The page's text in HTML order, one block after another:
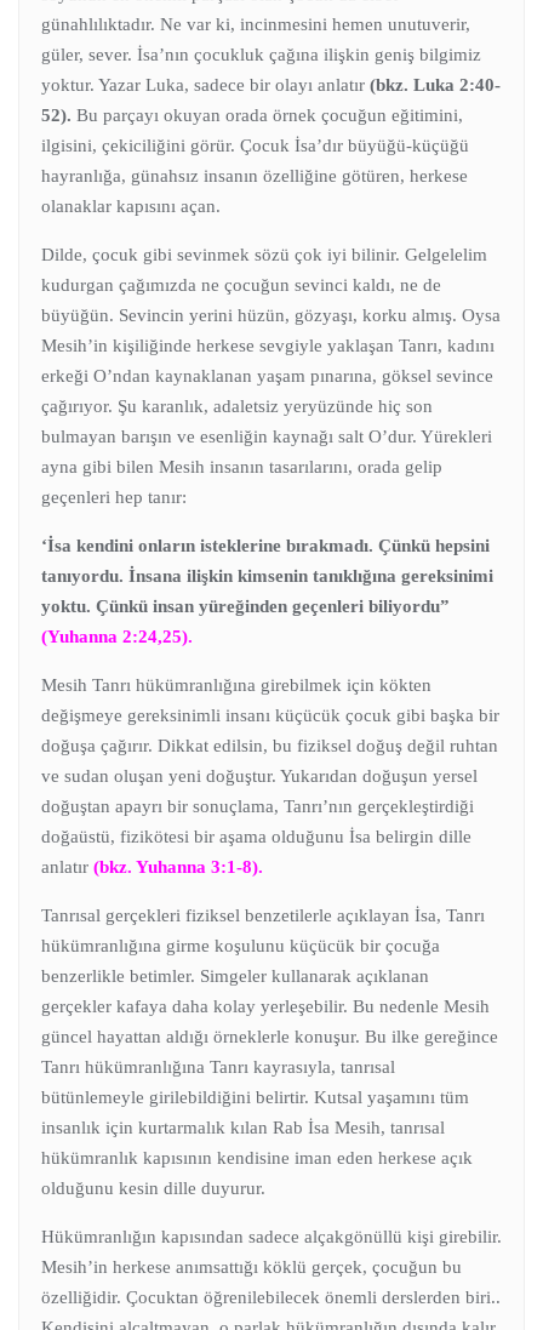
günahlılıktadır. Ne var ki, incinmesini hemen unutuverir,
güler, sever. İsa’nın çocukluk çağına ilişkin geniş bilgimiz
yoktur. Yazar Luka, sadece bir olayı anlatır (bkz. Luka 2:40-
52). Bu parçayı okuyan orada örnek çocuğun eğitimini,
ilgisini, çekiciliğini görür. Çocuk İsa’dır büyüğü-küçüğü
hayranlığa, günahsız insanın özelliğine götüren, herkese
olanaklar kapısını açan.
Dilde, çocuk gibi sevinmek sözü çok iyi bilinir. Gelgelelim
kudurgan çağımızda ne çocuğun sevinci kaldı, ne de
büyüğün. Sevincin yerini hüzün, gözyaşı, korku almış. Oysa
Mesih’in kişiliğinde herkese sevgiyle yaklaşan Tanrı, kadını
erkeği O’ndan kaynaklanan yaşam pınarına, göksel sevince
çağırıyor. Şu karanlık, adaletsiz yeryüzünde hiç son
bulmayan barışın ve esenliğin kaynağı salt O’dur. Yürekleri
ayna gibi bilen Mesih insanın tasarılarını, orada gelip
geçenleri hep tanır:
‘İsa kendini onların isteklerine bırakmadı. Çünkü hepsini
tanıyordu. İnsana ilişkin kimsenin tanıklığına gereksinimi
yoktu. Çünkü insan yüreğinden geçenleri biliyordu”
(Yuhanna 2:24,25).
Mesih Tanrı hükümranlığına girebilmek için kökten
değişmeye gereksinimli insanı küçücük çocuk gibi başka bir
doğuşa çağırır. Dikkat edilsin, bu fiziksel doğuş değil ruhtan
ve sudan oluşan yeni doğuştur. Yukarıdan doğuşun yersel
doğuştan apayrı bir sonuçlama, Tanrı’nın gerçekleştirdiği
doğaüstü, fizikötesi bir aşama olduğunu İsa belirgin dille
anlatır (bkz. Yuhanna 3:1-8).
Tanrısal gerçekleri fiziksel benzetilerle açıklayan İsa, Tanrı
hükümranlığına girme koşulunu küçücük bir çocuğa
benzerlikle betimler. Simgeler kullanarak açıklanan
gerçekler kafaya daha kolay yerleşebilir. Bu nedenle Mesih
güncel hayattan aldığı örneklerle konuşur. Bu ilke gereğince
Tanrı hükümranlığına Tanrı kayrasıyla, tanrısal
bütünlemeyle girilebildiğini belirtir. Kutsal yaşamını tüm
insanlık için kurtarmalık kılan Rab İsa Mesih, tanrısal
hükümranlık kapısının kendisine iman eden herkese açık
olduğunu kesin dille duyurur.
Hükümranlığın kapısından sadece alçakgönüllü kişi girebilir.
Mesih’in herkese anımsattığı köklü gerçek, çocuğun bu
özelliğidir. Çocuktan öğrenilebilecek önemli derslerden biri..